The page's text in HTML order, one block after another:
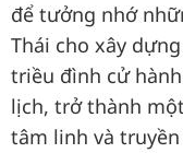
để tưởng nhớ
Thái cho xây
triều đình cử
lịch, trở thành
tâm linh và